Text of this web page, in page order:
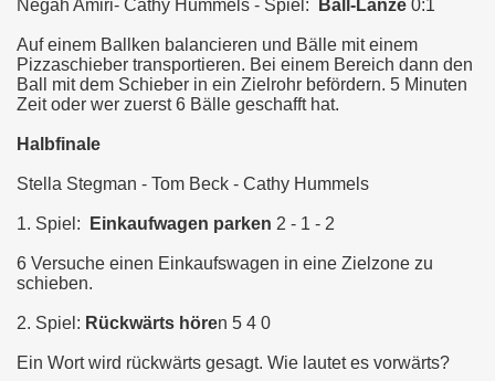
Negah Amiri- Cathy Hummels - Spiel: Ball-Lanze 0:1
Auf einem Ballken balancieren und Bälle mit einem
Pizzaschieber transportieren. Bei einem Bereich dann den
Ball mit dem Schieber in ein Zielrohr befördern. 5 Minuten
Zeit oder wer zuerst 6 Bälle geschafft hat.
Halbfinale
Stella Stegman - Tom Beck - Cathy Hummels
1. Spiel: Einkaufwagen parken 2 - 1 - 2
6 Versuche einen Einkaufswagen in eine Zielzone zu
schieben.
2. Spiel: Rückwärts hören 5 4 0
Ein Wort wird rückwärts gesagt. Wie lautet es vorwärts?